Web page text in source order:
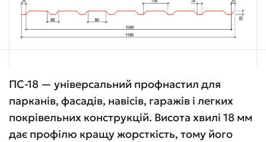
ПС-18 — універсальний профнастил для
парканів, фасадів, навісів, гаражів і легких
покрівельних конструкцій. Висота хвилі 18 мм
дає профілю кращу жорсткість, тому його